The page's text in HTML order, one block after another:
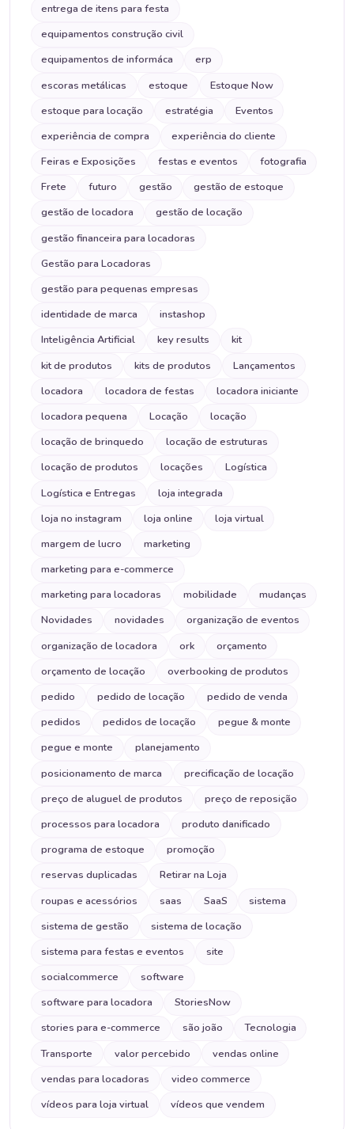
entrega de itens para festa
equipamentos construção civil
equipamentos de informáca
erp
escoras metálicas
estoque
Estoque Now
estoque para locação
estratégia
Eventos
experiência de compra
experiência do cliente
Feiras e Exposições
festas e eventos
fotografia
Frete
futuro gestão
gestão de estoque
gestão de locadora
gestão de locação
gestão financeira para locadoras
Gestão para Locadoras
gestão para pequenas empresas
identidade de marca
instashop
Inteligência Artificial
key results
kit
kit de produtos
kits de produtos
Lançamentos
locadora
locadora de festas
locadora iniciante
locadora pequena
Locação
locação
locação de brinquedo
locação de estruturas
locação de produtos
locações
Logística
Logística e Entregas
loja integrada
loja no instagram
loja online
loja virtual
margem de lucro
marketing
marketing para e-commerce
marketing para locadoras
mobilidade
mudanças
Novidades
novidades
organização de eventos
organização de locadora
ork
orçamento
orçamento de locação
overbooking de produtos
pedido
pedido de locação
pedido de venda
pedidos
pedidos de locação
pegue & monte
pegue e monte
planejamento
posicionamento de marca
precificação de locação
preço de aluguel de produtos
preço de reposição
processos para locadora
produto danificado
programa de estoque
promoção
reservas duplicadas
Retirar na Loja
roupas e acessórios
saas SaaS
sistema
sistema de gestão
sistema de locação
sistema para festas e eventos
site
socialcommerce
software
software para locadora
StoriesNow
stories para e-commerce
são joão
Tecnologia
Transporte
valor percebido
vendas online
vendas para locadoras
video commerce
vídeos para loja virtual
vídeos que vendem